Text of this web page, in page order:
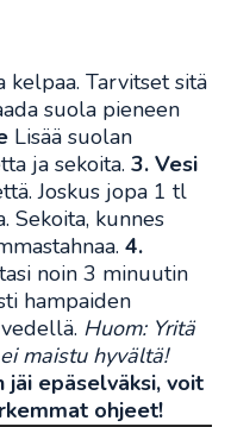
Tarvitset sitä
suola pieneen
Lisää suolan
ja sekoita. 3. Vesi
Joskus jopa 1 tl
Sekoita, kunnes
4.
noin 3 minuutin
hampaiden
Huom: Yritä
maistu hyvältä!
jäi epäselväksi, voit
ohjeet!